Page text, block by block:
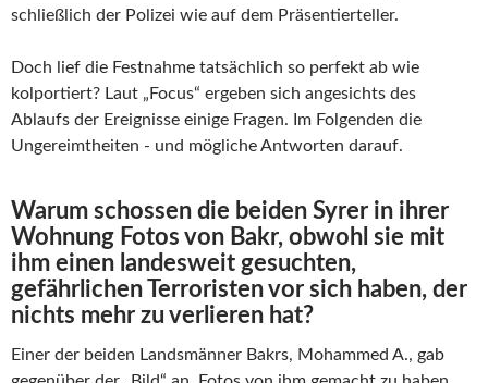
schließlich der Polizei wie auf dem Präsentierteller.
Doch lief die Festnahme tatsächlich so perfekt ab wie
kolportiert? Laut „Focus“ ergeben sich angesichts des
Ablaufs der Ereignisse einige Fragen. Im Folgenden die
Ungereimtheiten - und mögliche Antworten darauf.
Warum schossen die beiden Syrer in ihrer
Wohnung Fotos von Bakr, obwohl sie mit
ihm einen landesweit gesuchten,
gefährlichen Terroristen vor sich haben, der
nichts mehr zu verlieren hat?
Einer der beiden Landsmänner Bakrs, Mohammed A., gab